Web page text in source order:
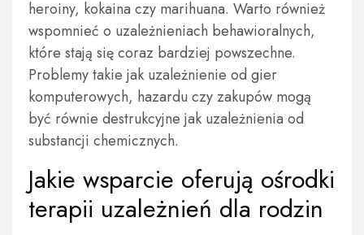
heroiny, kokaina czy marihuana. Warto również
wspomnieć o uzależnieniach behawioralnych,
które stają się coraz bardziej powszechne.
Problemy takie jak uzależnienie od gier
komputerowych, hazardu czy zakupów mogą
być równie destrukcyjne jak uzależnienia od
substancji chemicznych.
Jakie wsparcie oferują ośrodki
terapii uzależnień dla rodzin